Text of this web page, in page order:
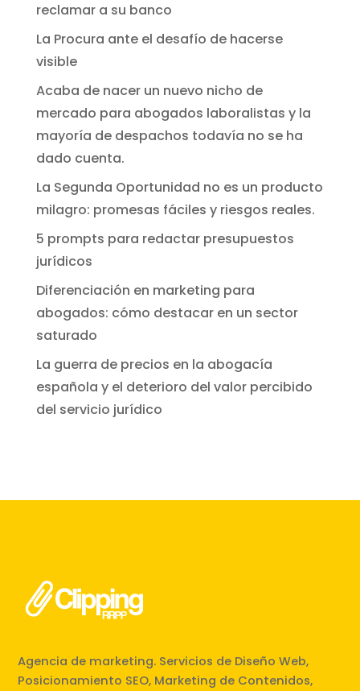
reclamar a su banco
La Procura ante el desafío de hacerse
visible
Acaba de nacer un nuevo nicho de
mercado para abogados laboralistas y la
mayoría de despachos todavía no se ha
dado cuenta.
La Segunda Oportunidad no es un producto
milagro: promesas fáciles y riesgos reales.
5 prompts para redactar presupuestos
jurídicos
Diferenciación en marketing para
abogados: cómo destacar en un sector
saturado
La guerra de precios en la abogacía
española y el deterioro del valor percibido
del servicio jurídico
Agencia de marketing. Servicios de Diseño Web,
Posicionamiento SEO, Marketing de Contenidos,